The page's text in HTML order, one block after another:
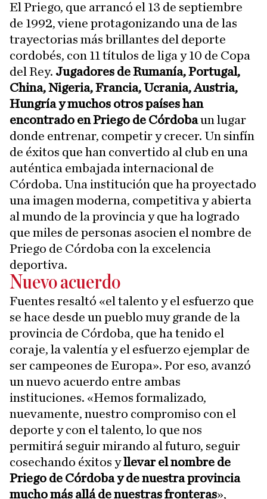
El Priego, que arrancó el 13 de septiembre
de 1992, viene protagonizando una de las
trayectorias más brillantes del deporte
cordobés, con 11 títulos de liga y 10 de Copa
del Rey. Jugadores de Rumanía, Portugal,
China, Nigeria, Francia, Ucrania, Austria,
Hungría y muchos otros países han
encontrado en Priego de Córdobaun lugar
donde entrenar, competir y crecer. Un sinfín
de éxitos que han convertido al club en una
auténtica embajada internacional de
Córdoba. Una institución que ha proyectado
una imagen moderna, competitiva y abierta
al mundo de la provincia y que ha logrado
que miles de personas asocien el nombre de
Priego de Córdoba con la excelencia
deportiva.
Nuevo acuerdo
Fuentes resaltó «el talento y el esfuerzo que
se hace desde un pueblo muy grande de la
provincia de Córdoba, que ha tenido el
coraje, la valentía y el esfuerzo ejemplar de
ser campeones de Europa». Por eso, avanzó
un nuevo acuerdo entre ambas
instituciones. «Hemos formalizado,
nuevamente, nuestro compromiso con el
deporte y con el talento, lo que nos
permitirá seguir mirando al futuro, seguir
cosechando éxitos yllevar el nombre de
Priego de Córdoba y de nuestra provincia
mucho más allá de nuestras fronteras»,